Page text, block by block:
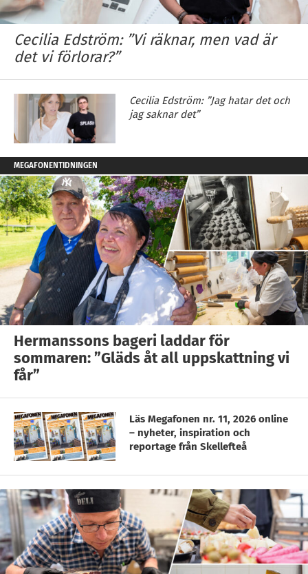
Cecilia Edström: ”Vi räknar, men vad är
det vi förlorar?”
Cecilia Edström: ”Jag hatar det och
jag saknar det”
MEGAFONENTIDNINGEN
Hermanssons bageri laddar för
sommaren: ”Gläds åt all uppskattning vi
får”
Läs Megafonen nr. 11, 2026 online
– nyheter, inspiration och
reportage från Skellefteå